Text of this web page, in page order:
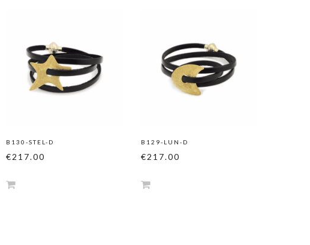
B130-STEL-D
€217.00
B129-LUN-D
€217.00